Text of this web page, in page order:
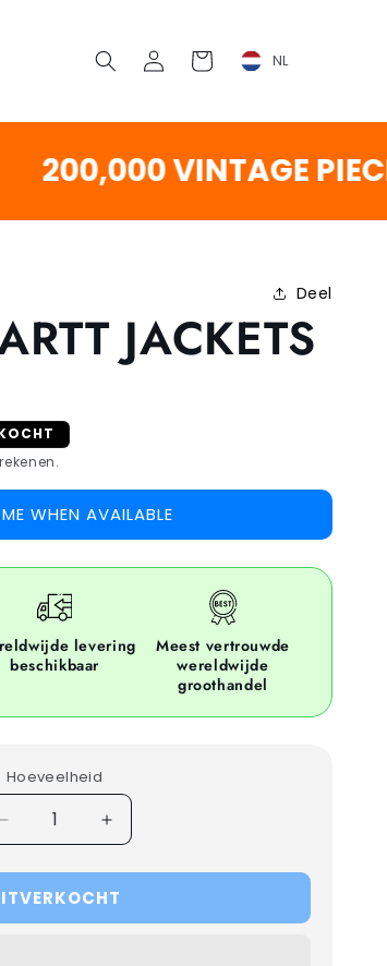
Inloggen
Winkelwagen NL
VINTAGE PIECES
Deel
JACKETS
WHEN AVAILABLE
levering
beschikbaar
Meest vertrouwde
wereldwijde
groothandel
Hoeveelheid
Decrease
quantity
for
15x
CARHARTT
Increase
quantity
for
15x
CARHARTT